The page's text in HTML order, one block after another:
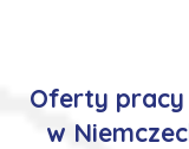
Oferty
w